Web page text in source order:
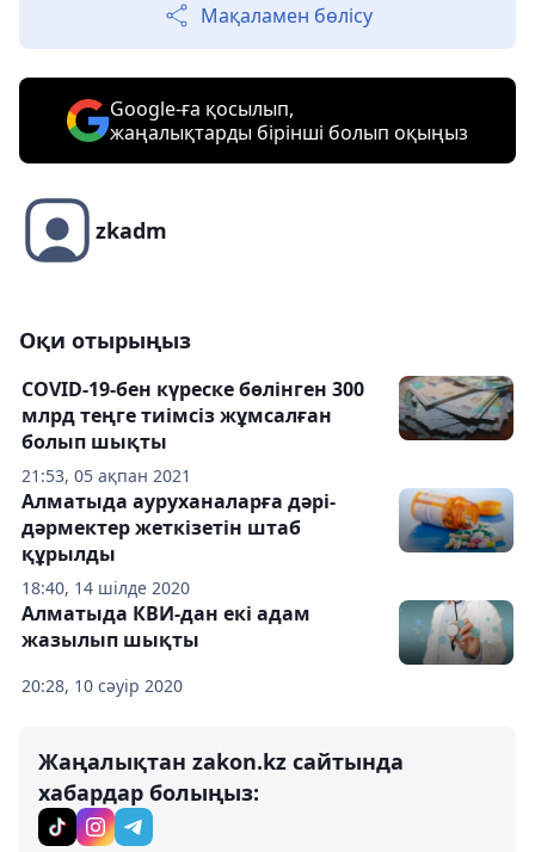
Мақаламен бөлісу
Google-ға қосылып,
жаңалықтарды бірінші болып оқыңыз
zkadm
Оқи отырыңыз
21:53, 05 ақпан 2021
СOVID-19-бен күреске бөлінген 300
млрд теңге тиімсіз жұмсалған
болып шықты
18:40, 14 шілде 2020
Алматыда ауруханаларға дәрі-
дәрмектер жеткізетін штаб
құрылды
20:28, 10 сәуір 2020
Алматыда КВИ-дан екі адам
жазылып шықты
Жаңалықтан zakon.kz сайтында
хабардар болыңыз: